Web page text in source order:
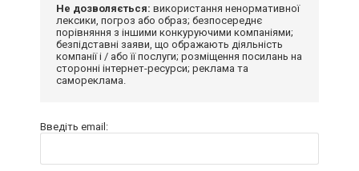
Не дозволяється: використання ненормативної
лексики, погроз або образ; безпосереднє
порівняння з іншими конкуруючими компаніями;
безпідставні заяви, що ображають діяльність
компанії і / або її послуги; розміщення посилань на
сторонні інтернет-ресурси; реклама та
самореклама.
Введіть email: